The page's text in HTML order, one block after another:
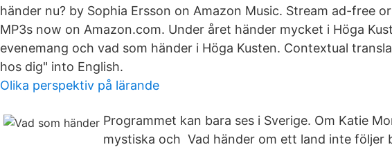
händer nu? by Sophia Ersson on Amazon Music. Stream ad-free
MP3s now on Amazon.com. Under året händer mycket i Höga
evenemang och vad som händer i Höga Kusten. Contextual
hos dig" into English.
Olika perspektiv på lärande
Programmet kan bara ses i Sverige. Om Katie
mystiska och Vad händer om ett land inte följer